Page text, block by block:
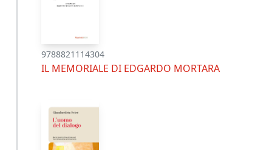
9788821114304
IL MEMORIALE DI EDGARDO MORTARA